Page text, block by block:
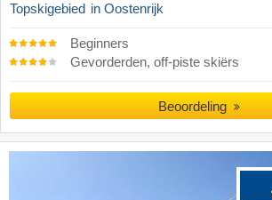
Topskigebied in Oostenrijk
Beginners
Gevorderden, off-piste skiërs
Beoordeling